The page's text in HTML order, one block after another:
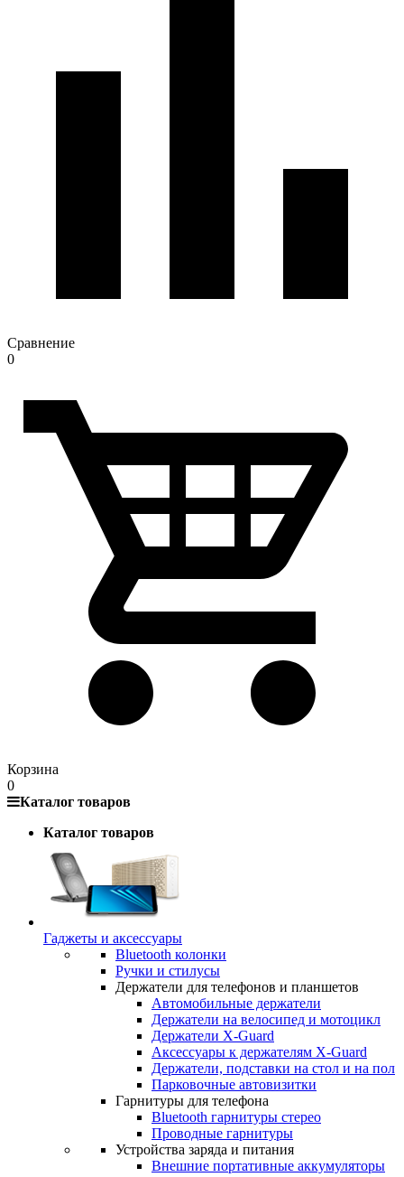
Сравнение
0
Корзина
0
Каталог товаров
Каталог товаров
Гаджеты и аксессуары
Bluetooth колонки
Ручки и стилусы
Держатели для телефонов и планшетов
Автомобильные держатели
Держатели на велосипед и мотоцикл
Держатели X-Guard
Аксессуары к держателям X-Guard
Держатели, подставки на стол и на пол
Парковочные автовизитки
Гарнитуры для телефона
Bluetooth гарнитуры стерео
Проводные гарнитуры
Устройства заряда и питания
Внешние портативные аккумуляторы